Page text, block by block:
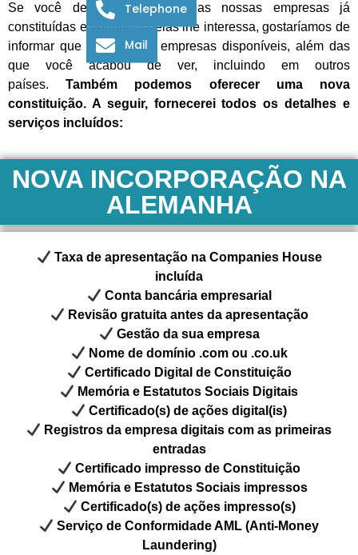
Se você deu uma olhada nas nossas empresas já
constituídas e nenhuma delas lhe interessa, gostaríamos de
informar que temos mais empresas disponíveis, além das
que você acabou de ver, incluindo em outros
países.Também podemos oferecer uma nova
constituição. A seguir, fornecerei todos os detalhes e
serviços incluídos:
NOVA INCORPORAÇÃO NA
ALEMANHA
Taxa de apresentação na Companies House
incluída
Conta bancária empresarial
Revisão gratuita antes da apresentação
Gestão da sua empresa
Nome de domínio .com ou .co.uk
Certificado Digital de Constituição
Memória e Estatutos Sociais Digitais
Certificado(s) de ações digital(is)
Registros da empresa digitais com as primeiras
entradas
Certificado impresso de Constituição
Memória e Estatutos Sociais impressos
Certificado(s) de ações impresso(s)
Serviço de Conformidade AML (Anti-Money
Laundering)
Telephone
Mail